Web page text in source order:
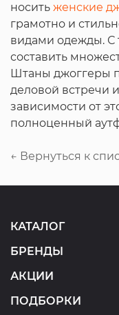
носить женские
грамотно и
видами одежды.
составить
Штаны джоггеры
деловой встречи
зависимости от
полноценный
← Вернуться к
КАТАЛОГ
БРЕНДЫ
АКЦИИ
ПОДБОРКИ